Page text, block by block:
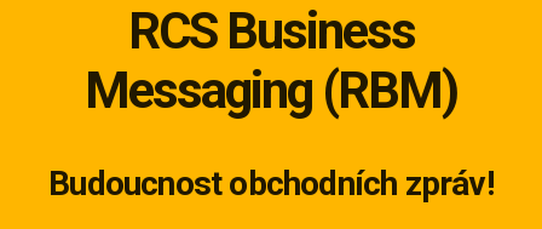
RCS Business
Messaging (RBM)
Budoucnost obchodních zpráv!